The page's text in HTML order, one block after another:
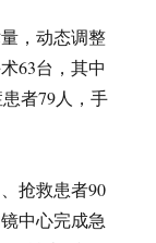
，动态调整
63台，其中
者79人，手
抢救患者90
中心完成急